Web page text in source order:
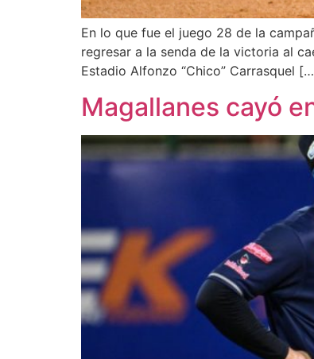
En lo que fue el juego 28 de la
regresar a la senda de la victoria al
Estadio Alfonzo “Chico” Carrasquel
Magallanes cayó